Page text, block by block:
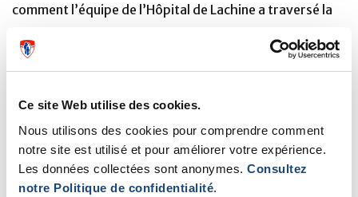
Ce site Web utilise des cookies.
Nous utilisons des cookies pour comprendre comment
notre site est utilisé et pour améliorer votre expérience.
Les données collectées sont anonymes. Consultez
notre Politique de confidentialité.
comment l’équipe de l’Hôpital de Lachine a traversé la
qui explore les leçons tirées en lien avec les
Visionnez la première capsule sur la Mission chirurgicale
ici
Visionnez la capsule sur la Mission des soins de cancer ici